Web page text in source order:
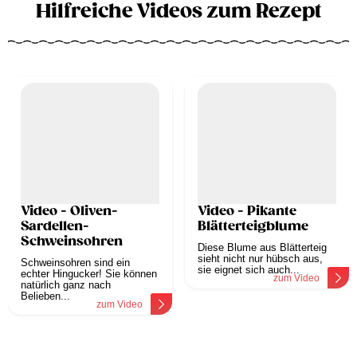
Hilfreiche Videos zum Rezept
Video - Oliven-
Sardellen-
Schweinsohren
Schweinsohren sind ein
echter Hingucker! Sie können
natürlich ganz nach
Belieben...
zum Video
Video - Pikante
Blätterteigblume
Diese Blume aus Blätterteig
sieht nicht nur hübsch aus,
sie eignet sich auch...
zum Video